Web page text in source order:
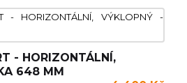
- HORIZONTÁLNÍ,
648 MM